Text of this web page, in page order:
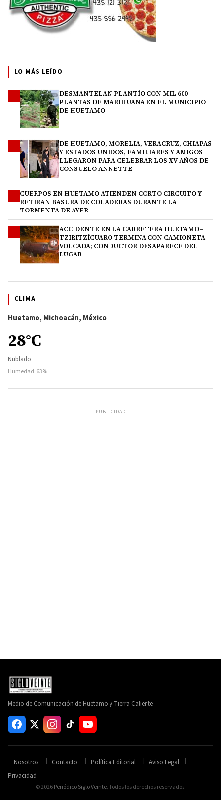
LO MÁS LEÍDO
DESMANTELAN PLANTÍO CON MIL 600
PLANTAS DE MARIHUANA EN EL MUNICIPIO
DE HUETAMO
DE HUETAMO, MORELIA, VERACRUZ, CHIAPAS
Y ESTADOS UNIDOS, FAMILIARES Y AMIGOS
LLEGARON PARA CELEBRAR LOS XV AÑOS DE
CONSUELO ANNETTE
CUERPOS EN HUETAMO ATIENDEN CORTO CIRCUITO Y
RETIRAN BASURA DE COLADERAS DURANTE LA
TORMENTA DE AYER
ACCIDENTE EN LA CARRETERA HUETAMO–
TZIRITZÍCUARO TERMINA CON CAMIONETA
VOLCADA; CONDUCTOR DESAPARECE DEL
LUGAR
CLIMA
Huetamo, Michoacán, México
28°C
Nublado
Humedad: 63%
PUBLICIDAD
Medio de Comunicación de Huetamo y Tierra Caliente
Nosotros Contacto Política Editorial
Aviso Legal
Privacidad
© 2026Periódico Siglo Veinte. Todos los derechos reservados.